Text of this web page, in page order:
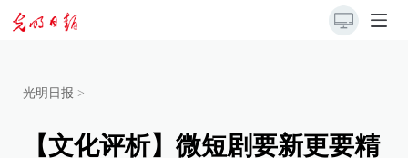
光明日报 >
【文化评析】微短剧要新更要精